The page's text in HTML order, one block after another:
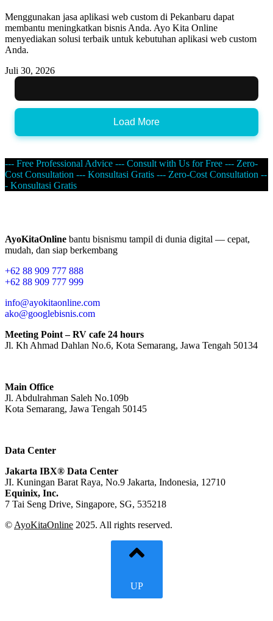
Menggunakan jasa aplikasi web custom di Pekanbaru dapat
membantu meningkatkan bisnis Anda. Ayo Kita Online
menyediakan solusi terbaik untuk kebutuhan aplikasi web custom
Anda.
Juli 30, 2026
Load More
--- Free Professional Advice --- Consult with Us for Free --- Zero-
Cost Consultation --- Konsultasi Gratis --- Zero-Cost Consultation --
- Konsultasi Gratis
AyoKitaOnline bantu bisnismu tampil di dunia digital — cepat,
mudah, dan siap berkembang
+62 88 909 777 888
+62 88 909 777 999
info@ayokitaonline.com
ako@googlebisnis.com
Meeting Point – RV cafe 24 hours
Jl. Kh Ahmad Dahlan No.6, Kota Semarang, Jawa Tengah 50134
Main Office
Jl. Abdulrahman Saleh No.109b
Kota Semarang, Jawa Tengah 50145
Data Center
Jakarta IBX® Data Center
JI. Kuningan Barat Raya, No.9 Jakarta, Indonesia, 12710
Equinix, Inc.
7 Tai Seng Drive, Singapore, SG, 535218
© AyoKitaOnline 2025. All rights reserved.
UP